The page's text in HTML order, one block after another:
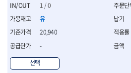
- 방폭니퍼
- 방폭펜치
- 방폭가위
- 방폭렌치
- 방폭스패너
- 방폭비트소켓
1 / 0
유
20,940
-
선택